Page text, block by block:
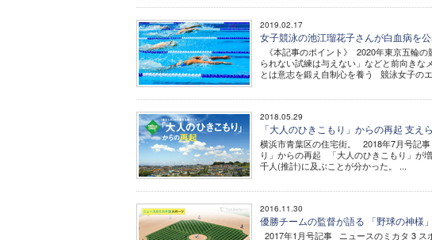
2019.02.17
女子競泳の池江瑠花子さんが白血病を
《本記事のポイント》 2020年東京五輪
られない試練は与えない」などと前向き
とは意志を鍛え自制心を養う 競泳女子の
2018.05.29
「大人のひきこもり」からの再起 支
横浜市青葉区の住宅街。 2018年7月号記
り」からの再起 「大人のひきこもり」が
千人(推計)に及ぶことが分かった。 ...
2016.11.30
優勝チームの監督が語る 「野球の神様
2017年1月号記事 ニュースのミカタ 3